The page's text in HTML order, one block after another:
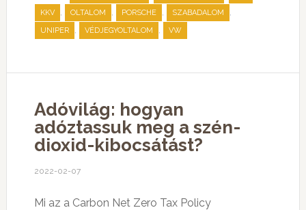
KKV , OLTALOM , PORSCHE , SZABADALOM ,
UNIPER , VÉDJEGYOLTALOM , VW
Adóvilág: hogyan
adóztassuk meg a szén-
dioxid-kibocsátást?
2022-02-07
Mi az a Carbon Net Zero Tax Policy